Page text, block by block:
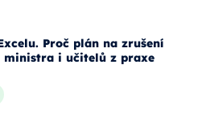
Proč plán na zrušení
i učitelů z praxe